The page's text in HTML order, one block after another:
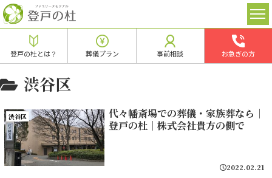
登戸の杜とは？ 葬儀プラン 事前相談 お急ぎの方
渋谷区
渋谷区
代々幡斎場での葬儀・家族葬なら｜
登戸の杜｜株式会社貴方の側で
2022.02.21